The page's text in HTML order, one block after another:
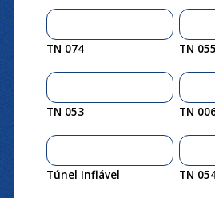
TN 074 TN 055
TN 053 TN
Túnel Inflável TN